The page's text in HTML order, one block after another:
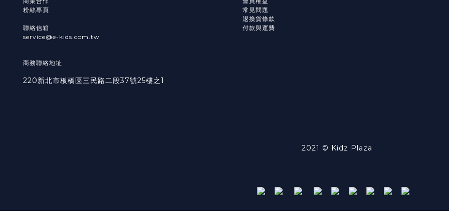
粉絲專頁
聯絡信箱
service@e-kids.com.tw
商務聯絡地址
220新北市板橋區三民路二段37號25樓之1
常見問題
退換貨條款
付款與運費
2021 © Kidz Plaza